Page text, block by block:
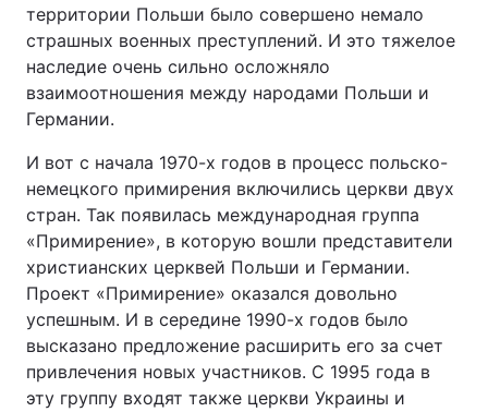
территории Польши было совершено немало
страшных военных преступлений. И это тяжелое
наследие очень сильно осложняло
взаимоотношения между народами Польши и
Германии.
И вот с начала 1970-х годов в процесс польско-
немецкого примирения включились церкви двух
стран. Так появилась международная группа
«Примирение», в которую вошли представители
христианских церквей Польши и Германии.
Проект «Примирение» оказался довольно
успешным. И в середине 1990-х годов было
высказано предложение расширить его за счет
привлечения новых участников. С 1995 года в
эту группу входят также церкви Украины и